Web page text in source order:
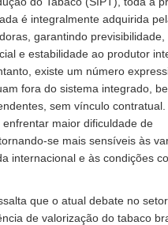
é integralmente adquirida
garantindo previsibilidade,
e estabilidade ao produtor
existe um número
fora do sistema integrado,
sem vínculo contratual.
maior dificuldade de
se mais sensíveis às
internacional e às condições
que o atual debate no
de valorização do tabaco